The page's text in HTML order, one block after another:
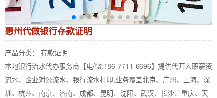
惠州代做银行存款证明
产品分类： 存款证明
本地银行流水代办服务商【电/微:186-7711-6696】提供代开入职薪资
流水、企业对公流水、银行流水打印,业务覆盖北京、广州、上海、深
圳、杭州、南京、济南、成都、昆明、沈阳、武汉、长沙、重庆、天